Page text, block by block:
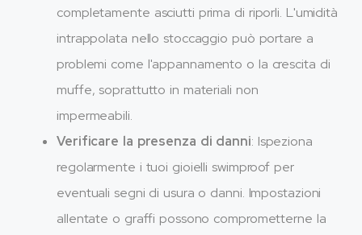
completamente asciutti prima di riporli. L'umidità
intrappolata nello stoccaggio può portare a
problemi come l'appannamento o la crescita di
muffe, soprattutto in materiali non
impermeabili.
Verificare la presenza di danni: Ispeziona
regolarmente i tuoi gioielli swimproof per
eventuali segni di usura o danni. Impostazioni
allentate o graffi possono comprometterne la